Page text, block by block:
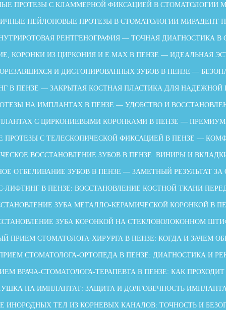
ПРОТЕЗЫ С КЛАММЕРНОЙ ФИКСАЦИЕЙ В СТОМАТОЛОГИИ
НЕЙЛОНОВЫЕ ПРОТЕЗЫ В СТОМАТОЛОГИИ МИРАДЕНТ
РЕНТГЕНОГРАФИЯ — ТОЧНАЯ ДИАГНОСТИКА В
КОРОНКИ ИЗ ЦИРКОНИЯ И E.MAX В ПЕНЗЕ — ИДЕАЛЬНАЯ
И ДИСТОПИРОВАННЫХ ЗУБОВ В ПЕНЗЕ —
В ПЕНЗЕ — ЗАКРЫТАЯ КОСТНАЯ ПЛАСТИКА ДЛЯ
НА ИМПЛАНТАХ В ПЕНЗЕ — УДОБСТВО И
С ЦИРКОНИЕВЫМИ КОРОНКАМИ В ПЕНЗЕ —
С ТЕЛЕСКОПИЧЕСКОЙ ФИКСАЦИЕЙ В ПЕНЗЕ —
ВОССТАНОВЛЕНИЕ ЗУБОВ В ПЕНЗЕ: ВИНИРЫ И
ОТБЕЛИВАНИЕ ЗУБОВ В ПЕНЗЕ — ЗАМЕТНЫЙ РЕЗУЛЬТАТ
ЛИФТИНГ В ПЕНЗЕ: ВОССТАНОВЛЕНИЕ КОСТНОЙ ТКАНИ
ЗУБА МЕТАЛЛО-КЕРАМИЧЕСКОЙ КОРОНКОЙ В
ЗУБА КОРОНКОЙ НА СТЕКЛОВОЛОКОННОМ
ПРИЕМ СТОМАТОЛОГА-ХИРУРГА В ПЕНЗЕ: КОГДА И ЗАЧЕМ
СТОМАТОЛОГА-ОРТОПЕДА В ПЕНЗЕ: ДИАГНОСТИКА И
ВРАЧА-СТОМАТОЛОГА-ТЕРАПЕВТА В ПЕНЗЕ: КАК
НА ИМПЛАНТАТ: ЗАЩИТА И ДОЛГОВЕЧНОСТЬ
ИНОРОДНЫХ ТЕЛ ИЗ КОРНЕВЫХ КАНАЛОВ: ТОЧНОСТЬ И